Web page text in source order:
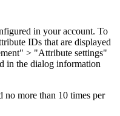
in your account. To
IDs that are displayed
> "Attribute settings"
in the dialog information
more than 10 times per